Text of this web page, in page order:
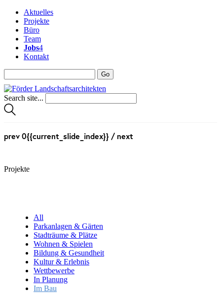
Aktuelles
Projekte
Büro
Team
Jobs4
Kontakt
Search site...
prev0{{current_slide_index}} / next
Projekte
All
Parkanlagen & Gärten
Stadträume & Plätze
Wohnen & Spielen
Bildung & Gesundheit
Kultur & Erlebnis
Wettbewerbe
In Planung
Im Bau